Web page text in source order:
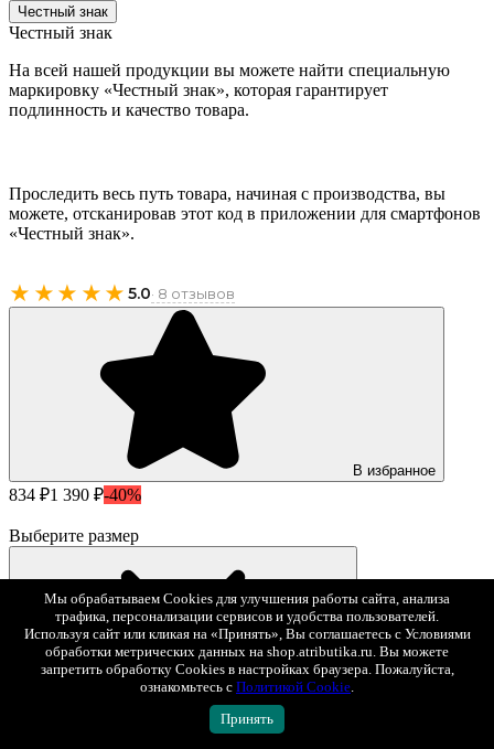
Честный знак
Честный знак
На всей нашей продукции вы можете найти специальную
маркировку «Честный знак», которая гарантирует
подлинность и качество товара.
Проследить весь путь товара, начиная с производства, вы
можете, отсканировав этот код в приложении для смартфонов
«Честный знак».
★★★★★ 5.0· 8 отзывов
В избранное
834 ₽1 390 ₽-40%
Выберите размер
Мы обрабатываем Cookies для улучшения работы сайта, анализа
трафика, персонализации сервисов и удобства пользователей.
Используя сайт или кликая на «Принять», Вы соглашаетесь с Условиями
обработки метрических данных на shop.atributika.ru. Вы можете
запретить обработку Cookies в настройках браузера. Пожалуйста,
ознакомьтесь с Политикой Cookie.
Принять